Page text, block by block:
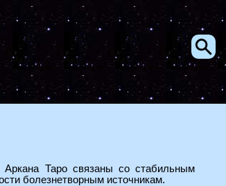
Аркана Таро связаны со стабильным
болезнетворным источникам.